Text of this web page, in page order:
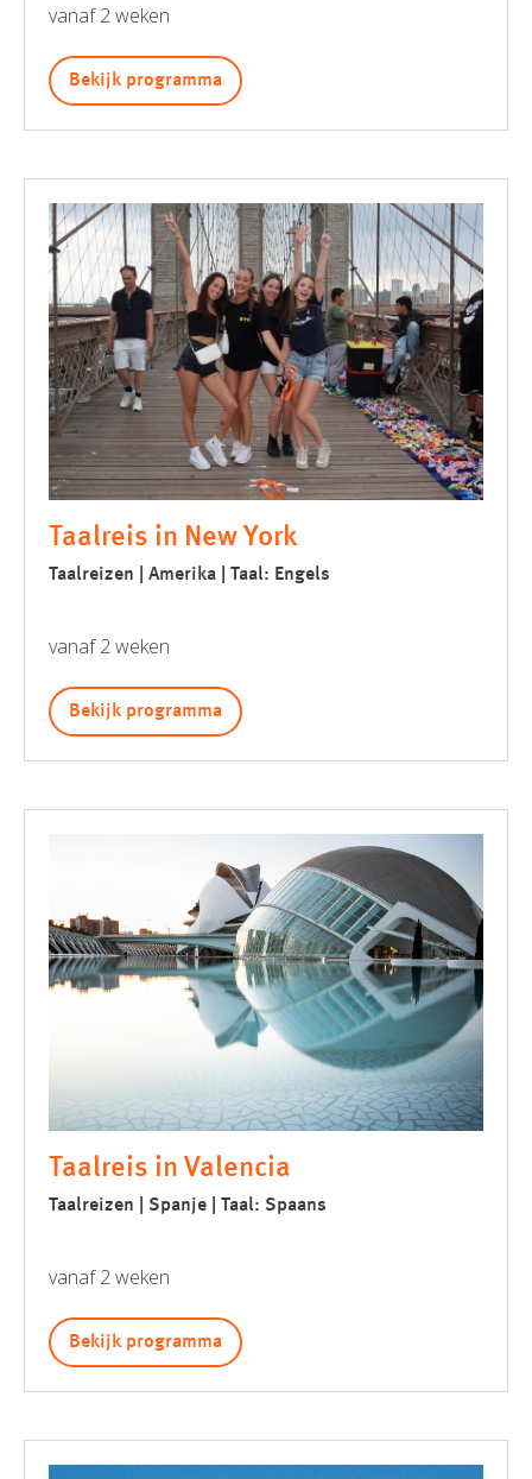
vanaf 2 weken
Bekijk programma
Taalreis in New York
Taalreizen | Amerika | Taal: Engels
vanaf 2 weken
Bekijk programma
Taalreis in Valencia
Taalreizen | Spanje | Taal: Spaans
vanaf 2 weken
Bekijk programma